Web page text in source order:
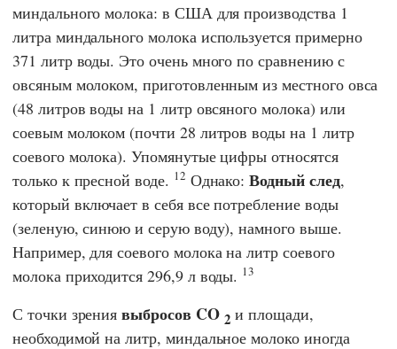
миндального молока: в США для производства 1
литра миндального молока используется примерно
371 литр воды. Это очень много по сравнению с
овсяным молоком, приготовленным из местного овса
(48 литров воды на 1 литр овсяного молока) или
соевым молоком (почти 28 литров воды на 1 литр
соевого молока). Упомянутые цифры относятся
только к пресной воде. 12 Однако:Водный след,
который включает в себя все потребление воды
(зеленую, синюю и серую воду), намного выше.
Например, для соевого молока на литр соевого
молока приходится 296,9 л воды. 13
С точки зрениявыбросов CO 2 и площади,
необходимой на литр, миндальное молоко иногда